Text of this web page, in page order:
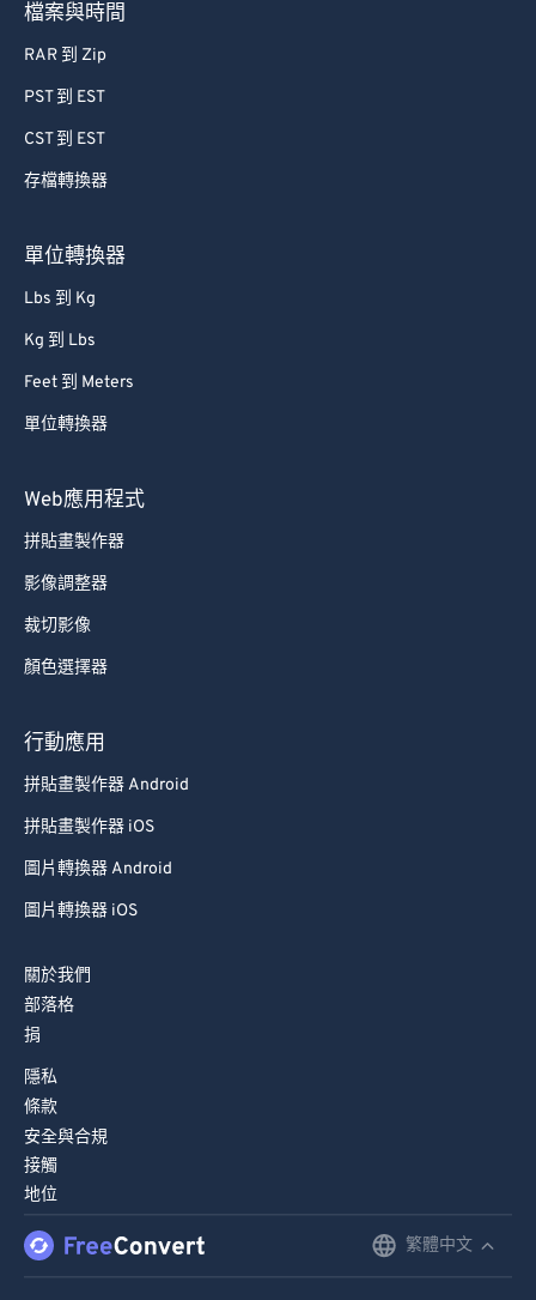
檔案與時間
RAR 到 Zip
PST 到 EST
CST 到 EST
存檔轉換器
單位轉換器
Lbs 到 Kg
Kg 到 Lbs
Feet 到 Meters
單位轉換器
Web應用程式
拼貼畫製作器
影像調整器
裁切影像
顏色選擇器
行動應用
拼貼畫製作器 Android
拼貼畫製作器 iOS
圖片轉換器 Android
圖片轉換器 iOS
關於我們
部落格
捐
隱私
條款
安全與合規
接觸
地位
繁體中文